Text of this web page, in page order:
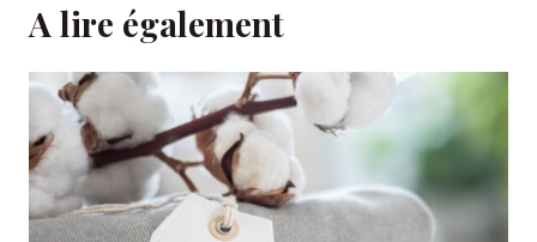
A lire également